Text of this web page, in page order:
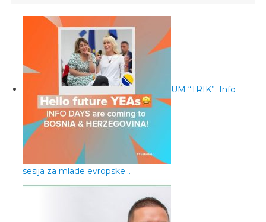
UM “TRIK”: Info
sesija za mlade evropske…